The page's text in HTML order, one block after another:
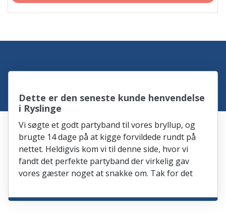
Dette er den seneste kunde henvendelse
i Ryslinge
Vi søgte et godt partyband til vores bryllup, og
brugte 14 dage på at kigge forvildede rundt på
nettet. Heldigvis kom vi til denne side, hvor vi
fandt det perfekte partyband der virkelig gav
vores gæster noget at snakke om. Tak for det